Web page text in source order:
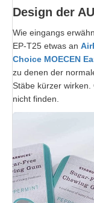
Design der
Wie eingangs
EP-T25 etwas an
Choice MOECEN
zu denen der
Stäbe kürzer
nicht finden.